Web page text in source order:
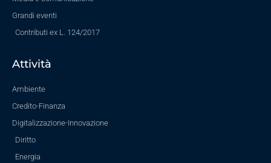
Grandi eventi
Contributi ex L. 124/2017
Attività
Ambiente
Credito-Finanza
Digitalizzazione-Innovazione
Diritto
Energia